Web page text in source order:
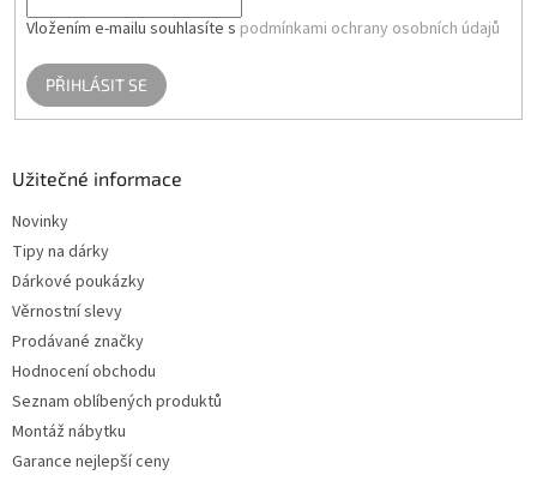
Vložením e-mailu souhlasíte s podmínkami ochrany osobních údajů
PŘIHLÁSIT SE
Užitečné informace
Novinky
Tipy na dárky
Dárkové poukázky
Věrnostní slevy
Prodávané značky
Hodnocení obchodu
Seznam oblíbených produktů
Montáž nábytku
Garance nejlepší ceny